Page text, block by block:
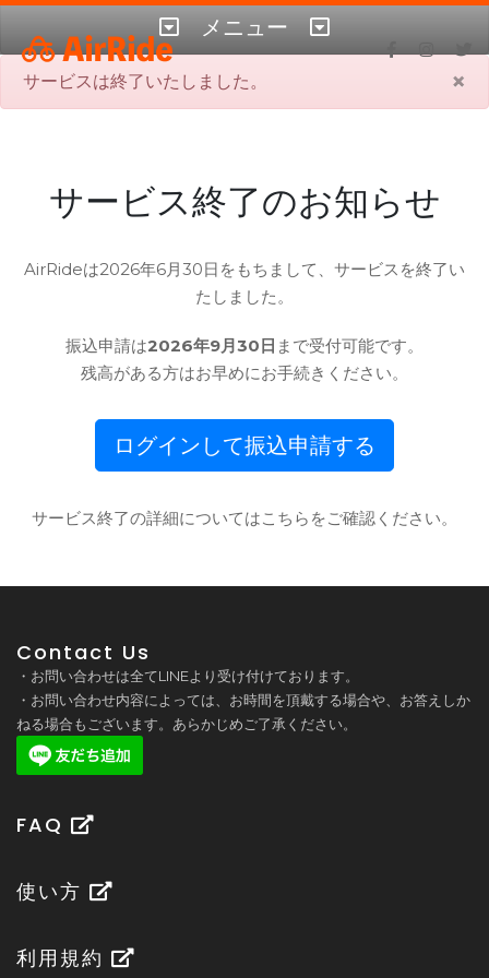
メニュー
×
サービスは終了いたしました。
サービス終了のお知らせ
AirRideは2026年6月30日をもちまして、サービスを終了い
たしました。
振込申請は2026年9月30日 まで受付可能です。
残高がある方はお早めにお手続きください。
ログインして振込申請する
サービス終了の詳細についてはこちら をご確認ください。
Contact Us
・お問い合わせは全てLINEより受け付けております。
・お問い合わせ内容によっては、お時間を頂戴する場合や、お答えしか
ねる場合もございます。あらかじめご了承ください。
FAQ
使い方
利用規約